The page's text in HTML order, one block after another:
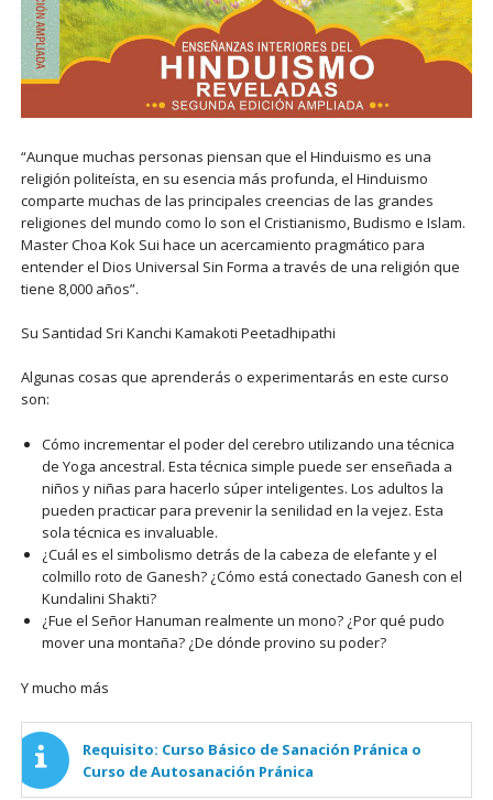
“Aunque muchas personas piensan que el Hinduismo es una
religión politeísta, en su esencia más profunda, el Hinduismo
comparte muchas de las principales creencias de las grandes
religiones del mundo como lo son el Cristianismo, Budismo e Islam.
Master Choa Kok Sui hace un acercamiento pragmático para
entender el Dios Universal Sin Forma a través de una religión que
tiene 8,000 años”.
Su Santidad Sri Kanchi Kamakoti Peetadhipathi
Algunas cosas que aprenderás o experimentarás en este curso
son:
Cómo incrementar el poder del cerebro utilizando una técnica
de Yoga ancestral. Esta técnica simple puede ser enseñada a
niños y niñas para hacerlo súper inteligentes. Los adultos la
pueden practicar para prevenir la senilidad en la vejez. Esta
sola técnica es invaluable.
¿Cuál es el simbolismo detrás de la cabeza de elefante y el
colmillo roto de Ganesh? ¿Cómo está conectado Ganesh con el
Kundalini Shakti?
¿Fue el Señor Hanuman realmente un mono? ¿Por qué pudo
mover una montaña? ¿De dónde provino su poder?
Y mucho más
Requisito: Curso Básico de Sanación Pránica o
Curso de Autosanación Pránica